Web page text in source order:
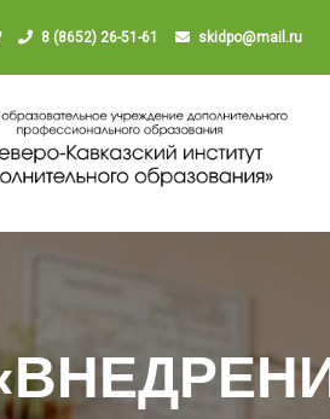
8 (8652) 26-51-61 skidpo@mail.ru